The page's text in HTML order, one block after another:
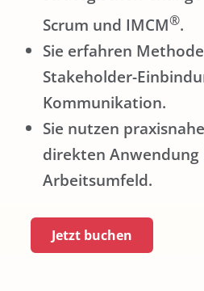
Scrum und IMCM®.
Sie erfahren
Stakeholder-
Kommunikation.
Sie nutzen
direkten Anwendung
Arbeitsumfeld.
Jetzt buchen